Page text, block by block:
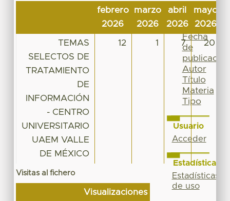
febrero
2026
marzo
2026
abril
2026
mayo
2026
TEMAS
SELECTOS DE
TRATAMIENTO
DE
INFORMACIÓN
- CENTRO
UNIVERSITARIO
UAEM VALLE
DE MÉXICO
12 1 7 20
Visitas al fichero
Visualizaciones
Tipo
colección
Fecha
de
publicación
Autor
Título
Materia
Tipo
Usuario
Acceder
Estadísticas
Estadísticas
de uso